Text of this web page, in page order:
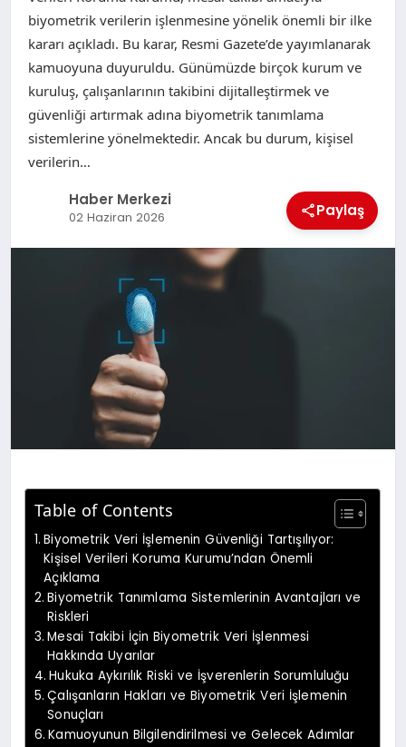
biyometrik verilerin işlenmesine yönelik önemli bir ilke
kararı açıkladı. Bu karar, Resmi Gazete’de yayımlanarak
kamuoyuna duyuruldu. Günümüzde birçok kurum ve
kuruluş, çalışanlarının takibini dijitalleştirmek ve
güvenliği artırmak adına biyometrik tanımlama
sistemlerine yönelmektedir. Ancak bu durum, kişisel
verilerin…
Haber Merkezi
02 Haziran 2026 Paylaş
Table of Contents
Biyometrik Veri İşlemenin Güvenliği Tartışılıyor:
Kişisel Verileri Koruma Kurumu’ndan Önemli
Açıklama
Biyometrik Tanımlama Sistemlerinin Avantajları ve
Riskleri
Mesai Takibi İçin Biyometrik Veri İşlenmesi
Hakkında Uyarılar
Hukuka Aykırılık Riski ve İşverenlerin Sorumluluğu
Çalışanların Hakları ve Biyometrik Veri İşlemenin
Sonuçları
Kamuoyunun Bilgilendirilmesi ve Gelecek Adımlar